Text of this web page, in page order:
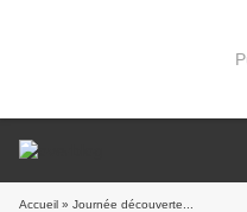
Accueil » Journée découverte...